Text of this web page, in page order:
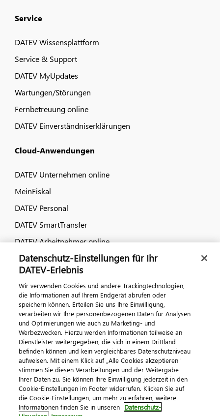
Service
DATEV Wissensplattform
Service & Support
DATEV MyUpdates
Wartungen/Störungen
Fernbetreuung online
DATEV Einverständniserklärungen
Cloud-Anwendungen
DATEV Unternehmen online
MeinFiskal
DATEV Personal
DATEV SmartTransfer
DATEV Arbeitnehmer online
Dialog & Medien
Veranstaltungen
DATEV magazin
DATEV-Community
DATEV-Newsletter
Kontaktieren Sie uns
Datenschutz-Einstellungen für Ihr
DATEV-Erlebnis
Wir verwenden Cookies und andere Trackingtechnologien,
die Informationen auf Ihrem Endgerät abrufen oder
speichern können. Erteilen Sie uns Ihre Einwilligung,
verarbeiten wir Ihre personenbezogenen Daten für Analysen
und Optimierungen wie auch zu Marketing- und
Werbezwecken. Hierzu werden Informationen teilweise an
Dienstleister weitergegeben, die sich in einem Drittland
befinden können und kein vergleichbares Datenschutzniveau
aufweisen. Mit einem Klick auf „Alle Cookies akzeptieren"
stimmen Sie diesen Verarbeitungen und der Weitergabe
Ihrer Daten zu. Sie können Ihre Einwilligung jederzeit in den
Cookie-Einstellungen im Footer widerrufen. Klicken Sie auf
die Cookie-Einstellungen, um mehr zu erfahren, weitere
Informationen finden Sie in unseren Datenschutz-